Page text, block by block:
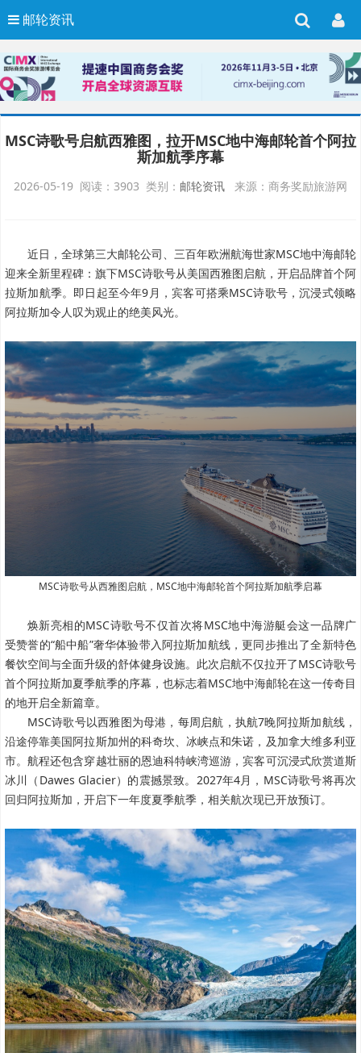
邮轮资讯
MSC诗歌号启航西雅图，拉开MSC地中海邮轮首个阿拉
斯加航季序幕
2026-05-19 阅读：3903 类别： 邮轮资讯 来源：商务奖励旅游网
近日，全球第三大邮轮公司、三百年欧洲航海世家MSC地中海邮轮
迎来全新里程碑：旗下MSC诗歌号从美国西雅图启航，开启品牌首个阿
拉斯加航季。即日起至今年9月，宾客可搭乘MSC诗歌号，沉浸式领略
阿拉斯加令人叹为观止的绝美风光。
MSC诗歌号从西雅图启航，MSC地中海邮轮首个阿拉斯加航季启幕
焕新亮相的MSC诗歌号不仅首次将MSC地中海游艇会这一品牌广
受赞誉的“船中船”奢华体验带入阿拉斯加航线，更同步推出了全新特色
餐饮空间与全面升级的舒体健身设施。此次启航不仅拉开了MSC诗歌号
首个阿拉斯加夏季航季的序幕，也标志着MSC地中海邮轮在这一传奇目
的地开启全新篇章。
MSC诗歌号以西雅图为母港，每周启航，执航7晚阿拉斯加航线，
沿途停靠美国阿拉斯加州的科奇坎、冰峡点和朱诺，及加拿大维多利亚
市。航程还包含穿越壮丽的恩迪科特峡湾巡游，宾客可沉浸式欣赏道斯
冰川（Dawes Glacier）的震撼景致。2027年4月，MSC诗歌号将再次
回归阿拉斯加，开启下一年度夏季航季，相关航次现已开放预订。